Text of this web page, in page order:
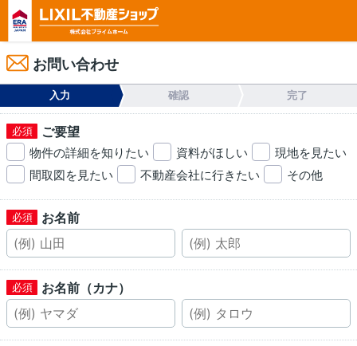
お問い合わせ
入力 確認 完了
ご要望
物件の詳細を知りたい 資料がほしい
現地を見たい
間取図を見たい
不動産会社に行きたい その他
お名前
お名前（カナ）